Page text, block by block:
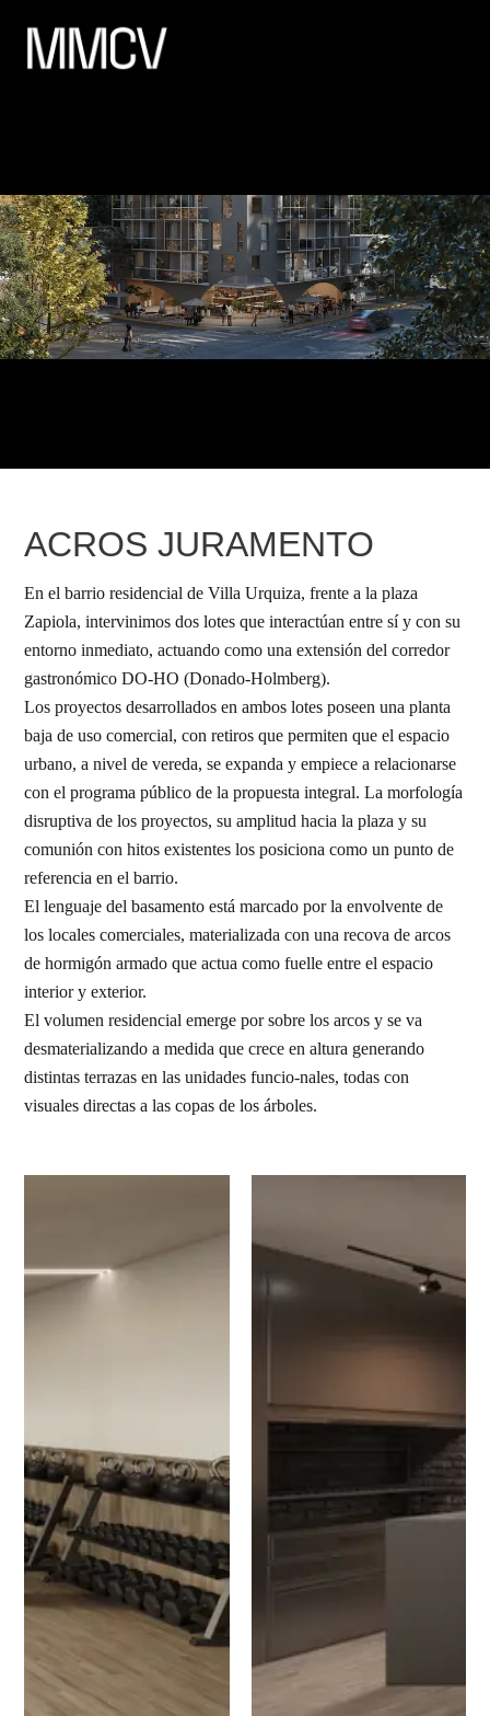
ACROS JURAMENTO
En el barrio residencial de Villa Urquiza, frente a la plaza
Zapiola, intervinimos dos lotes que interactúan entre sí y con su
entorno inmediato, actuando como una extensión del corredor
gastronómico DO-HO (Donado-Holmberg).
Los proyectos desarrollados en ambos lotes poseen una planta
baja de uso comercial, con retiros que permiten que el espacio
urbano, a nivel de vereda, se expanda y empiece a relacionarse
con el programa público de la propuesta integral. La morfología
disruptiva de los proyectos, su amplitud hacia la plaza y su
comunión con hitos existentes los posiciona como un punto de
referencia en el barrio.
El lenguaje del basamento está marcado por la envolvente de
los locales comerciales, materializada con una recova de arcos
de hormigón armado que actua como fuelle entre el espacio
interior y exterior.
El volumen residencial emerge por sobre los arcos y se va
desmaterializando a medida que crece en altura generando
distintas terrazas en las unidades funcio-nales, todas con
visuales directas a las copas de los árboles.